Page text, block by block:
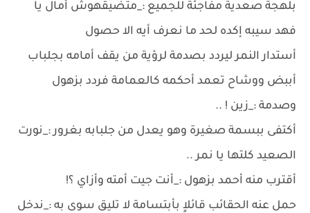
بلهجة صعدية مفاجئة للجميع :_متضيقهوش أمال يا
فهد سيبه إكده لحد ما نعرف أيه الا حصول
أستدار النمر ليردد بصدمة لرؤية من يقف أمامه بجلباب
أببض ووشاح تعمد أحكمه كالعمامة فردد بزهول
وصدمة :_زين ! ..
أكتفى ببسمة صغيرة وهو يعدل من جلبابه بغرور :_نورت
الصعيد كلتها يا نمر ..
أقترب منه أحمد بزهول :_أنت جيت أمته وأزاي ؟!
حمل عنه الحقائب قائلاٍ بأبتسامة لا تليق سوى به :_ندخل